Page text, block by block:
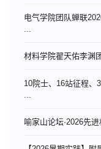
电气学院团队蝉联
材料学院翟天佑李渊
10院士、16站征程、
喻家山论坛·2026先